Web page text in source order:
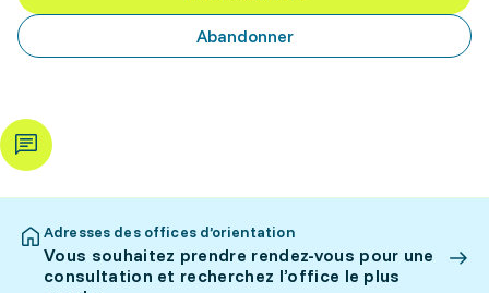
Abandonner
Adresses des offices d’orientation
Vous souhaitez prendre rendez-vous pour une
consultation et recherchez l’office le plus